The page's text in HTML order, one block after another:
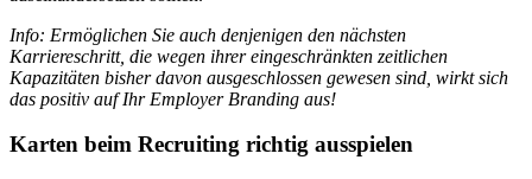
Info: Ermöglichen Sie auch denjenigen den nächsten
Karriereschritt, die wegen ihrer eingeschränkten zeitlichen
Kapazitäten bisher davon ausgeschlossen gewesen sind, wirkt sich
das positiv auf Ihr Employer Branding aus!
Karten beim Recruiting richtig ausspielen